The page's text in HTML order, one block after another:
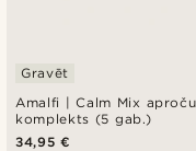
Amalfi | Calm Mix aproču
komplekts (5 gab.)
Gravēt
34,95 €